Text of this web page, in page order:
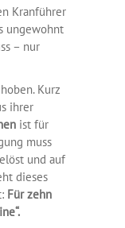
Kranführer
ungewohnt
– nur
Kurz
ihrer
ist für
muss
und auf
dieses
Für zehn